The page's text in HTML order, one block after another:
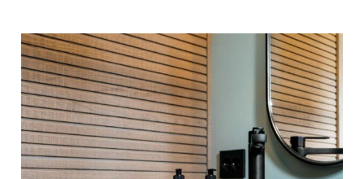
Tendencias
revestimientos
2025